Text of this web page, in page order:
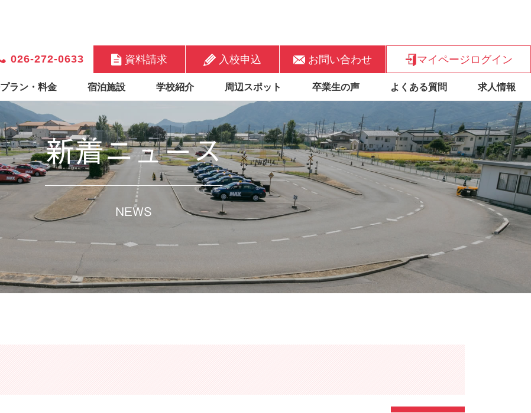
026-272-0633 資料請求 入校申込 お問い合わせ マイページログイン
ラン・料金 宿泊施設 学校紹介 周辺スポット 卒業生の声 よくある質問 求人情報
新着ニュース
NEWS